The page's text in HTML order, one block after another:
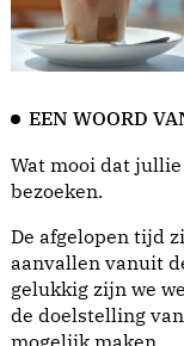
EEN WOORD
Wat mooi dat
bezoeken.
De afgelopen tijd
aanvallen vanuit
gelukkig zijn we
de doelstelling